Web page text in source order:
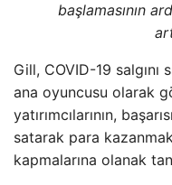
başlamasının
Gill, COVID-19 salgını
ana oyuncusu olarak
yatırımcılarının,
satarak para
kapmalarına olanak